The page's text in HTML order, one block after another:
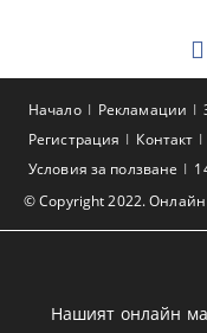
© Copyright 2022. Онлайн
Начало Рекламации
Регистрация
Контакт
Условия за ползване
Нашият онлайн